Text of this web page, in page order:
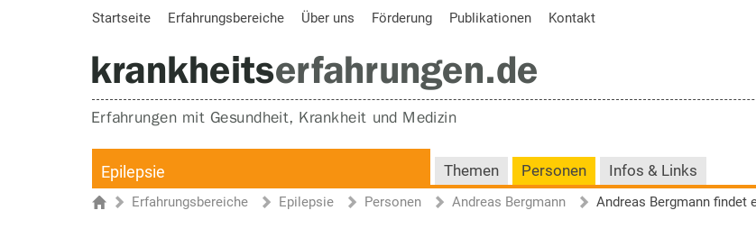
Startseite Erfahrungsbereiche Über uns Förderung Publikationen Kontakt
Epilepsie Themen Personen Infos & Links
Sie sind hier
StartseiteErfahrungsbereiche Epilepsie Personen Andreas Bergmann